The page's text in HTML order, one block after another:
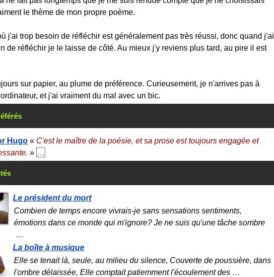
le thème de mon propre poème.
j'ai trop besoin de réfléchir est généralement pas très réussi, donc quand j'ai
de réfléchir je le laisse de côté. Au mieux j'y reviens plus tard, au pire il est
sur papier, au plume de préférence. Curieusement, je n'arrives pas à
et j'ai vraiment du mal avec un bic.
Hugo « C'est le maître de la poésie, et sa prose est toujours engagée et
»
Le président du mort
Combien de temps encore vivrais-je sans sensations sentiments,
émotions dans ce monde qui m'ignore? Je ne suis qu'une tâche sombre
La boîte à musique
Elle se tenait là, seule, au milieu du silence, Couverte de poussière, dans
l'ombre délaissée, Elle comptait patiemment l'écoulement des